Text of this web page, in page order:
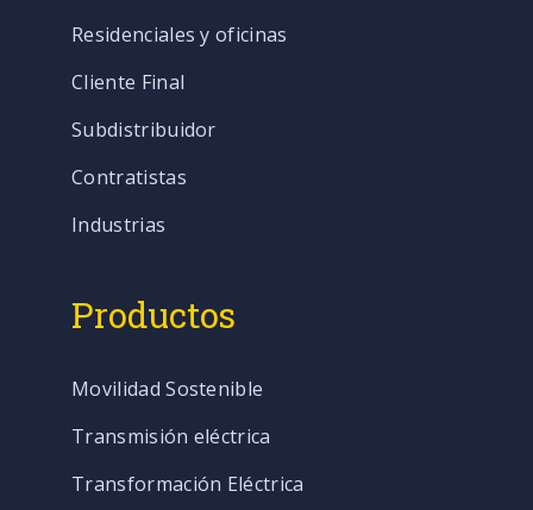
Residenciales y oficinas
Cliente Final
Subdistribuidor
Contratistas
Industrias
Productos
Movilidad Sostenible
Transmisión eléctrica
Transformación Eléctrica